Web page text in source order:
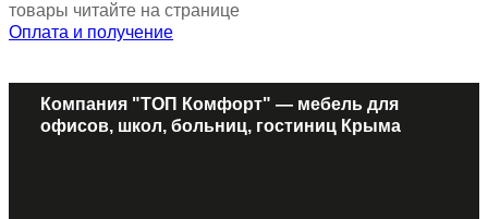
товары читайте на странице
Оплата и получение
Компания "ТОП Комфорт" — мебель для
офисов, школ, больниц, гостиниц Крыма